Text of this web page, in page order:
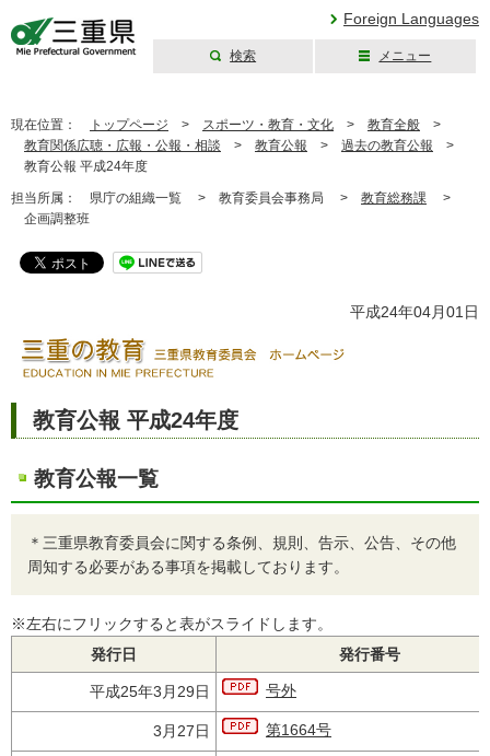
Foreign Languages
検索 メニュー
現在位置： トップページ > スポーツ・教育・文化 > 教育全般 >
教育関係広聴・広報・公報・相談 > 教育公報 > 過去の教育公報 >
教育公報 平成24年度
担当所属： 県庁の組織一覧 > 教育委員会事務局 > 教育総務課 >
企画調整班
平成24年04月01日
教育公報 平成24年度
教育公報一覧
＊三重県教育委員会に関する条例、規則、告示、公告、その他
周知する必要がある事項を掲載しております。
※左右にフリックすると表がスライドします。
発行日
発行番号
平成25年3月29日 号外
3月27日 第1664号